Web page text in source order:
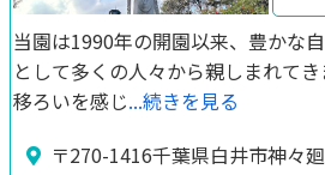
〒270-1416千葉県白井市神々
当園は1990年の開園以来、豊かな
として多くの人々から親しまれて
移ろいを感じ...続きを見る